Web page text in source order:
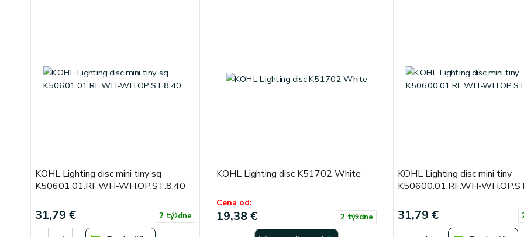
KOHL Lighting disc mini tiny sq
K50601.01.RF.WH-WH.OP.ST.8.40
31,79 € 2 týždne
KOHL Lighting disc K51702 White
Cena od:
19,38 € 2 týždne
KOHL Lighting disc mini tiny
K50600.01.RF.WH-
31,79 €